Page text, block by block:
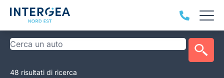
48 risultati di ricerca